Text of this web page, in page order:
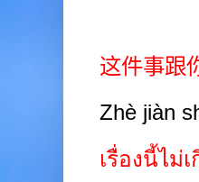
这件事跟
Zhè jiàn
เรื่องนี้ไม่